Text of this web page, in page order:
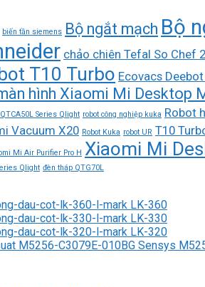
biến tần siemens Bộ ngắt mạch Bộ
chảo chiên Tefal So Chef
T10 Turbo Ecovacs
hình Xiaomi Mi Desktop
QTCA50L Series Qlight robot công nghiệp kuka Robot
Vacuum X20 Robot Kuka robot UR T10
Mi Air Purifier Pro H Xiaomi Mi
Qlight đèn tháp QTG70L
LK-360
LK-330
LK-320